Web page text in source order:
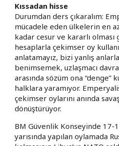
Kıssadan hisse
Durumdan ders çıkaralım:
mücadele eden ülkelerin en
kadar cesur ve kararlı
hesaplarla çekimser oy
anlatamayız, bizi yanlış
benimsemek, uzlaşmacı
arasında sözüm ona “denge”
halklara yaramıyor.
çekimser oylarını anında
dönüştürüyor.
BM Güvenlik Konseyinde 17-
yarısında yapılan oylamada